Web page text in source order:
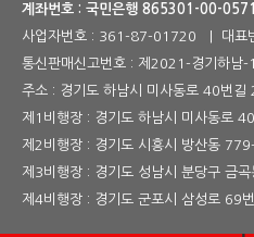
계좌번호 : 국민은행 865301-00-
사업자번호 : 361-87-01720 | 대표
통신판매신고번호 : 제2021-경기하남-
주소 : 경기도 하남시 미사동로 40번길
제1비행장 : 경기도 하남시 미사동로
제2비행장 : 경기도 시흥시 방산동
제3비행장 : 경기도 성남시 분당구 금
제4비행장 : 경기도 군포시 삼성로 69